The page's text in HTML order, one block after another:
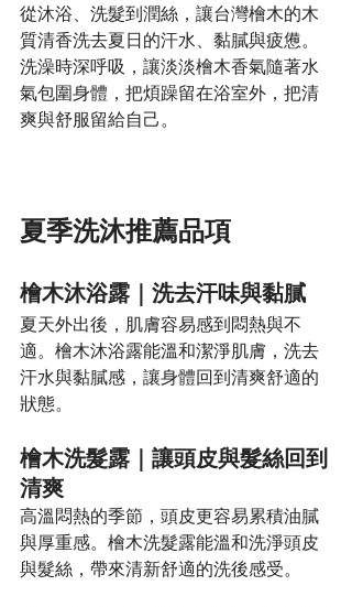
從沐浴、洗髮到潤絲，讓台灣檜木的木
質清香洗去夏日的汗水、黏膩與疲憊。
洗澡時深呼吸，讓淡淡檜木香氣隨著水
氣包圍身體，把煩躁留在浴室外，把清
爽與舒服留給自己。
夏季洗沐推薦品項
檜木沐浴露｜洗去汗味與黏膩
夏天外出後，肌膚容易感到悶熱與不
適。檜木沐浴露能溫和潔淨肌膚，洗去
汗水與黏膩感，讓身體回到清爽舒適的
狀態。
檜木洗髮露｜讓頭皮與髮絲回到
清爽
高溫悶熱的季節，頭皮更容易累積油膩
與厚重感。檜木洗髮露能溫和洗淨頭皮
與髮絲，帶來清新舒適的洗後感受。